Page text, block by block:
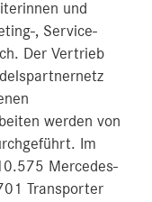
und
, Service-
Der Vertrieb
werden von
Im
Mercedes-
Transporter